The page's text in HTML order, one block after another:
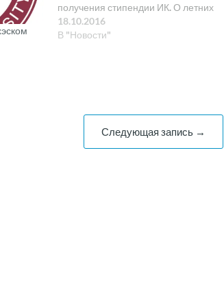
получения стипендии ИК. О летних
зимних стажировках от Института
Конфуция и о многом другом.
18.10.2016
В "Новости"
Следующая запись →